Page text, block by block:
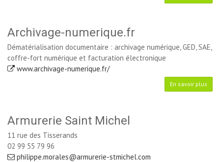
Archivage-numerique.fr
Dématérialisation documentaire : archivage numérique, GED, SAE,
coffre-fort numérique et facturation électronique
www.archivage-numerique.fr/
En savoir plus
Armurerie Saint Michel
11 rue des Tisserands
02 99 55 79 96
philippe.morales@armurerie-stmichel.com